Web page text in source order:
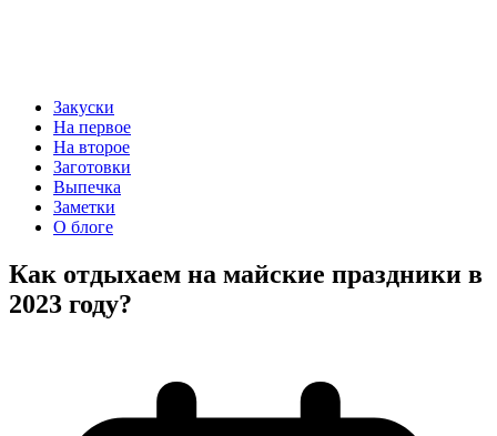
Закуски
На первое
На второе
Заготовки
Выпечка
Заметки
О блоге
Как отдыхаем на майские праздники в
2023 году?